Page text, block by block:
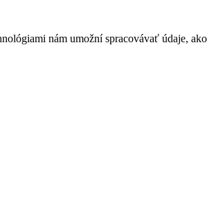
nám umožní spracovávať údaje, ako